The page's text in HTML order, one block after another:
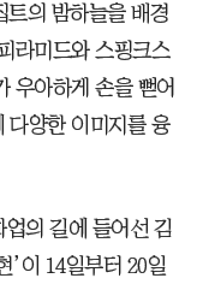
트의 밤하늘을 배경
라미드와 스핑크스
우아하게 손을 뻗어
다양한 이미지를 융
의 길에 들어선 김
’이 14일부터 20일